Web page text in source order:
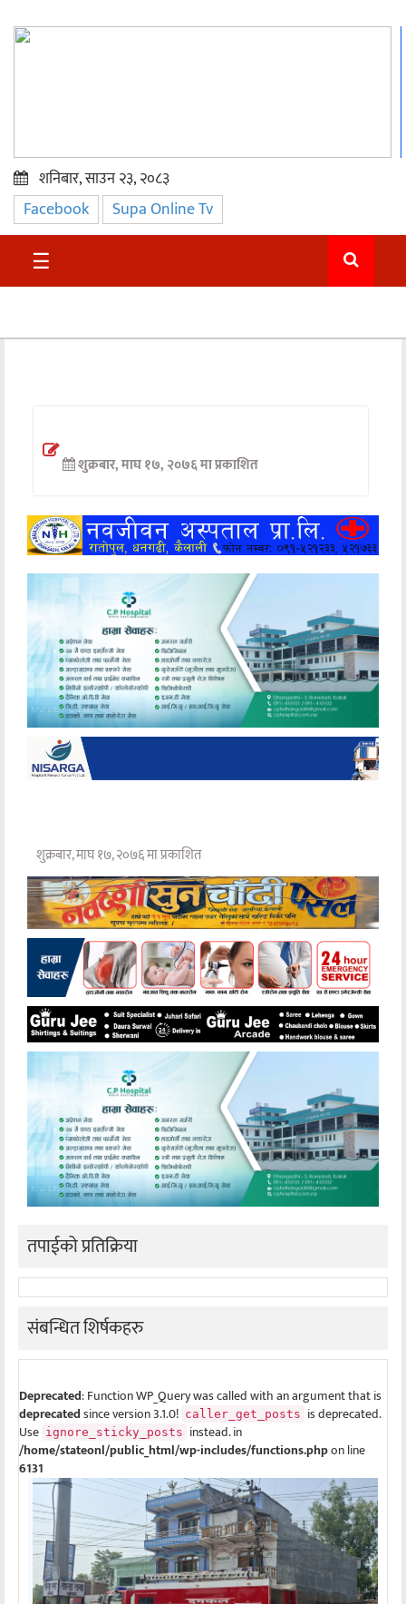
प्रमुख
समाचार
सुदुर
अन्तर्वार्ता
खेलकुद
मनोरञ्जन
अन्य
शनिबार, साउन २३, २०८३
Facebook Supa Online Tv
☰
शुक्रबार, माघ १७, २०७६ मा प्रकाशित
शुक्रबार, माघ १७, २०७६ मा प्रकाशित
तपाईको प्रतिक्रिया
संबन्धित शिर्षकहरु
Deprecated: Function WP_Query was called with an argument that is
deprecatedsince version 3.1.0! caller_get_posts is deprecated.
Use ignore_sticky_posts instead. in
/home/stateonl/public_html/wp-includes/functions.phpon line
6131